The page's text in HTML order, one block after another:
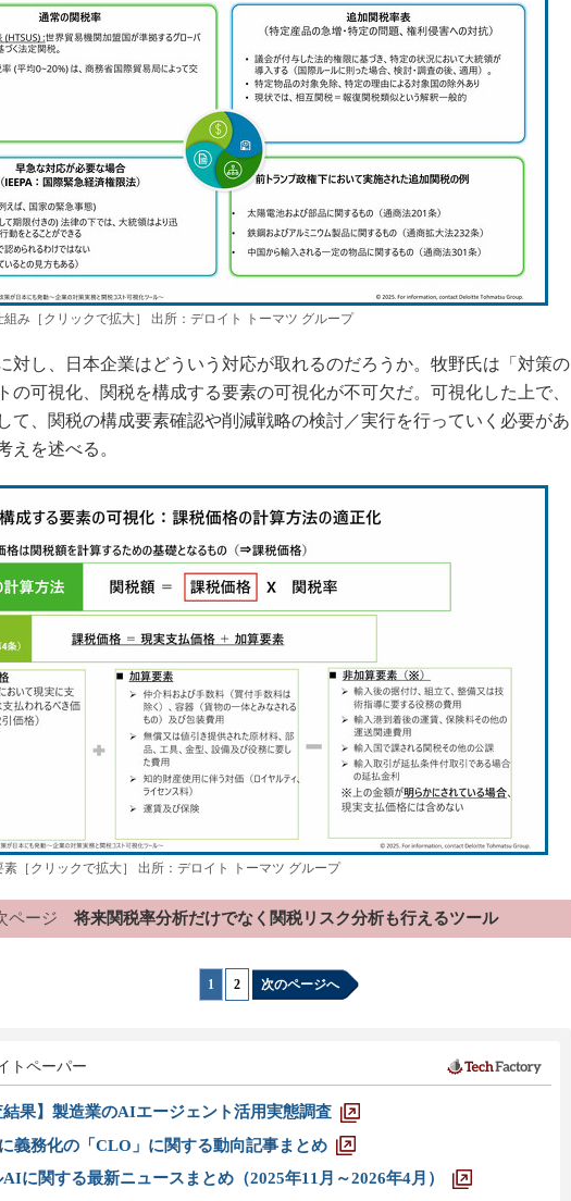
み［クリックで拡大］ 出所：デロイト トーマツ グループ
対し、日本企業はどういう対応が取れるのだろうか。牧野氏は「対策の
の可視化、関税を構成する要素の可視化が不可欠だ。可視化した上で、
て、関税の構成要素確認や削減戦略の検討／実行を行っていく必要があ
えを述べる。
素［クリックで拡大］ 出所：デロイト トーマツ グループ
ページ 将来関税率分析だけでなく関税リスク分析も行えるツール
1 2 次のページへ
トペーパー
結果】製造業のAIエージェント活用実態調査
義務化の「CLO」に関する動向記事まとめ
に関する最新ニュースまとめ（2025年11月～2026年4月）